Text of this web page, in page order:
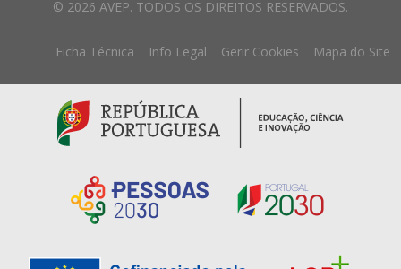
© 2026 AVEP. TODOS OS DIREITOS RESERVADOS.
Ficha Técnica Info Legal Gerir Cookies Mapa do Site